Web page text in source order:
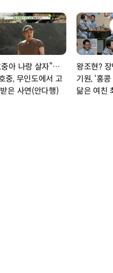
중아 나랑 살자”…
중, 무인도에서 고
은 사연(안다행)
왕조현?
기원, ‘홍
닮은 여친